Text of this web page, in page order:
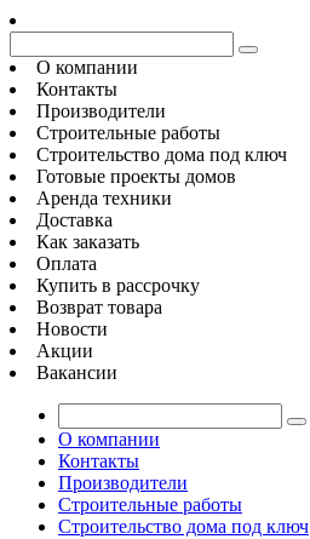
О компании
Контакты
Производители
Строительные работы
Строительство дома под ключ
Готовые проекты домов
Аренда техники
Доставка
Как заказать
Оплата
Купить в рассрочку
Возврат товара
Новости
Акции
Вакансии
О компании
Контакты
Производители
Строительные работы
Строительство дома под ключ